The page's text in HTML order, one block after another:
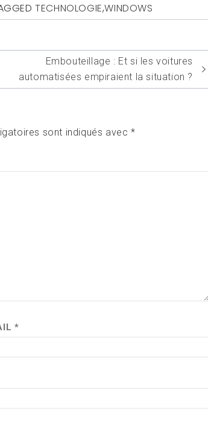
TECHNOLOGIE,WINDOWS
Embouteillage : Et si les voitures
automatisées empiraient la situation ?
sont indiqués avec*
*